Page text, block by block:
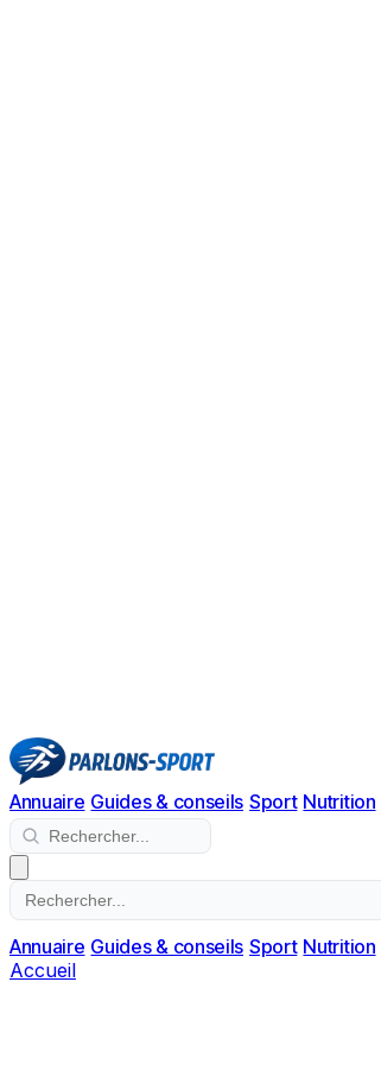
Annuaire Guides & conseils Sport Nutrition
Annuaire Guides & conseils Sport Nutrition
Accueil